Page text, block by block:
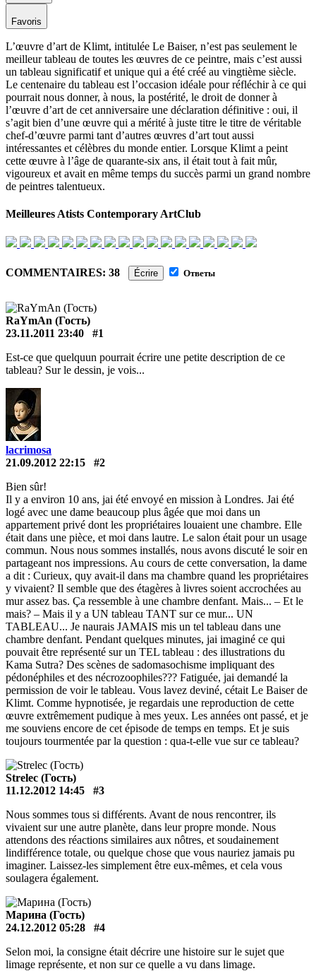
Favoris
L’œuvre d’art de Klimt, intitulée Le Baiser, n’est pas seulement le
meilleur tableau de toutes les œuvres de ce peintre, mais c’est aussi
un tableau significatif et unique qui a été créé au vingtième siècle.
Le centenaire du tableau est l’occasion idéale pour réfléchir à ce qui
pourrait nous donner, à nous, la postérité, le droit de donner à
l’œuvre d’art de cet anniversaire une déclaration définitive : oui, il
s’agit bien d’une œuvre qui a mérité à juste titre le titre de véritable
chef-d’œuvre parmi tant d’autres œuvres d’art tout aussi
intéressantes et célèbres du monde entier. Lorsque Klimt a peint
cette œuvre à l’âge de quarante-six ans, il était tout à fait mûr,
vigoureux et avait en même temps du succès parmi un grand nombre
de peintres talentueux.
Meilleures Atists Contemporary ArtClub
COMMENTAIRES: 38 Écrire Ответы
RaYmAn (Гость)
23.11.2011 23:40
#1
Est-ce que quelquun pourrait écrire une petite description de ce
tableau? Sur le dessin, je vois...
lacrimosa
21.09.2012 22:15
#2
Bien sûr!
Il y a environ 10 ans, jai été envoyé en mission à Londres. Jai été
logé avec une dame beaucoup plus âgée que moi dans un
appartement privé dont les propriétaires louaient une chambre. Elle
était dans une pièce, et moi dans lautre. Le salon était pour un usage
commun. Nous nous sommes installés, nous avons discuté le soir en
partageant nos impressions. Au cours de cette conversation, la dame
a dit : Curieux, quy avait-il dans ma chambre quand les propriétaires
y vivaient? Il semble que des étagères à livres soient accrochées au
mur assez bas. Ça ressemble à une chambre denfant. Mais... – Et le
mais? – Mais il y a UN tableau TANT sur ce mur... UN
TABLEAU... Je naurais JAMAIS mis un tel tableau dans une
chambre denfant. Pendant quelques minutes, jai imaginé ce qui
pouvait être représenté sur un TEL tableau : des illustrations du
Kama Sutra? Des scènes de sadomasochisme impliquant des
pédonéphiles et des nécrozoophiles??? Fatiguée, jai demandé la
permission de voir le tableau. Vous lavez deviné, cétait Le Baiser de
Klimt. Comme hypnotisée, je regardais une reproduction de cette
œuvre extrêmement pudique à mes yeux. Les années ont passé, et je
me souviens encore de cet épisode de temps en temps. Et je suis
toujours tourmentée par la question : qua-t-elle vue sur ce tableau?
Strelec (Гость)
11.12.2012 14:45
#3
Nous sommes tous si différents. Avant de nous rencontrer, ils
vivaient sur une autre planète, dans leur propre monde. Nous
attendons des réactions similaires aux nôtres, et soudainement
lindifférence totale, ou quelque chose que vous nauriez jamais pu
imaginer. Laissez-les simplement être eux-mêmes, et cela vous
soulagera également.
Марина (Гость)
24.12.2012 05:28
#4
Selon moi, la consigne était décrire une histoire sur le sujet que
limage représente, et non sur ce quelle a vu dans limage.